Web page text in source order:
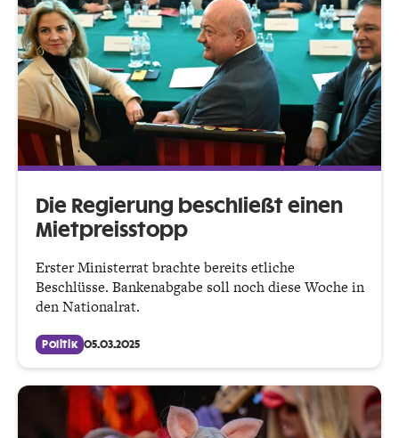
Die Regierung beschließt einen
Mietpreisstopp
Erster Ministerrat brachte bereits etliche
Beschlüsse. Bankenabgabe soll noch diese Woche in
den Nationalrat.
Politik 05.03.2025